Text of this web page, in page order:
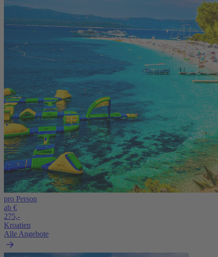
pro Person
ab €
275,-
Kroatien
Alle Angebote